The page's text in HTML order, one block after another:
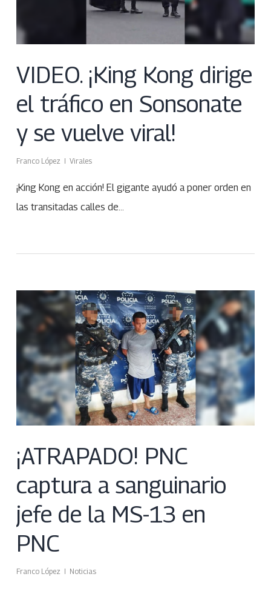
VIDEO. ¡King Kong dirige
el tráfico en Sonsonate
y se vuelve viral!
Franco López Virales
¡King Kong en acción! El gigante ayudó a poner orden en
las transitadas calles de…
¡ATRAPADO! PNC
captura a sanguinario
jefe de la MS-13 en
PNC
Franco López Noticias